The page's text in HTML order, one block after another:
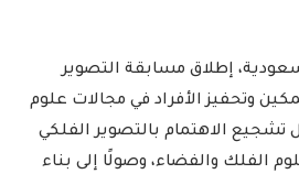
إطلاق مسابقة التصوير
وتحفيز الأفراد في مجالات علوم
تشجيع الاهتمام بالتصوير الفلكي
الفلك والفضاء، وصولًا إلى بناء